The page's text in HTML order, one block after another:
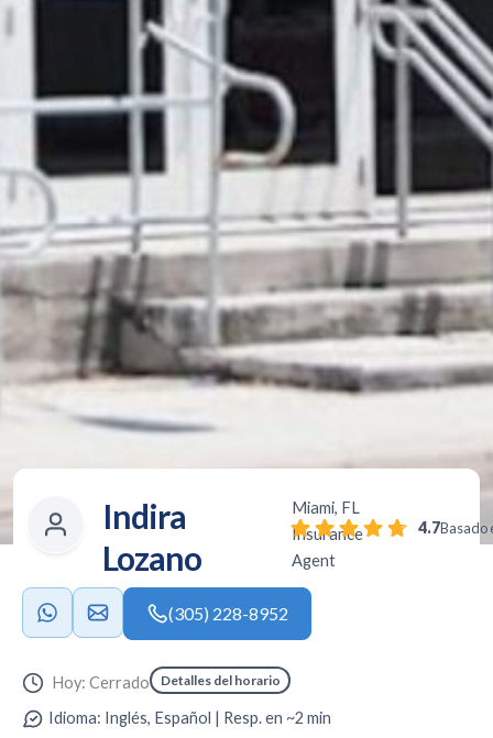
Indira
Lozano
Miami, FL
Insurance
Agent
4.7Basado
(305) 228-8952
Hoy: Cerrado Detalles del horario
Idioma: Inglés, Español | Resp. en ~2 min